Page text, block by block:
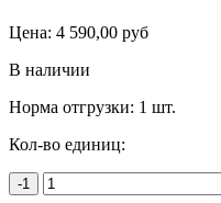
Цена: 4 590,00 руб
В наличии
Норма отгрузки: 1 шт.
Кол-во единиц:
-1